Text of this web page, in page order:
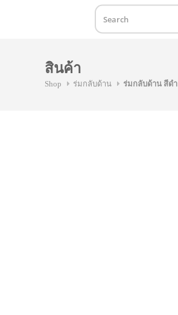
สินค้า
Shop ร่มกลับด้าน ร่มกลับด้าน สีดำ